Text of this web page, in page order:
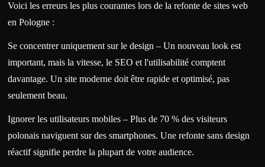
Voici les erreurs les plus courantes lors de la refonte de sites web
en Pologne :
Se concentrer uniquement sur le design – Un nouveau look est
important, mais la vitesse, le SEO et l'utilisabilité comptent
davantage. Un site moderne doit être rapide et optimisé, pas
seulement beau.
Ignorer les utilisateurs mobiles – Plus de 70 % des visiteurs
polonais naviguent sur des smartphones. Une refonte sans design
réactif signifie perdre la plupart de votre audience.